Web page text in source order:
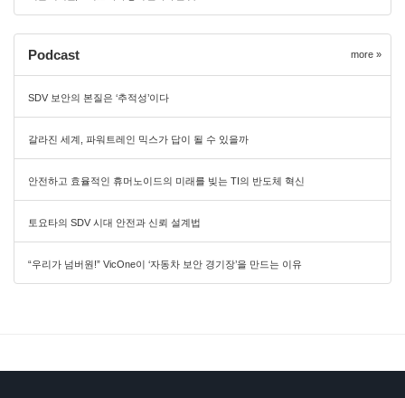
Podcast more »
SDV 보안의 본질은 ‘추적성’이다
갈라진 세계, 파워트레인 믹스가 답이 될 수 있을까
안전하고 효율적인 휴머노이드의 미래를 빚는 TI의 반도체 혁신
토요타의 SDV 시대 안전과 신뢰 설계법
“우리가 넘버원!” VicOne이 ‘자동차 보안 경기장’을 만드는 이유